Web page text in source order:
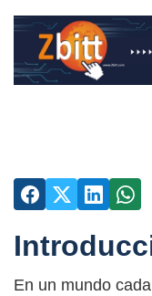
En un mundo